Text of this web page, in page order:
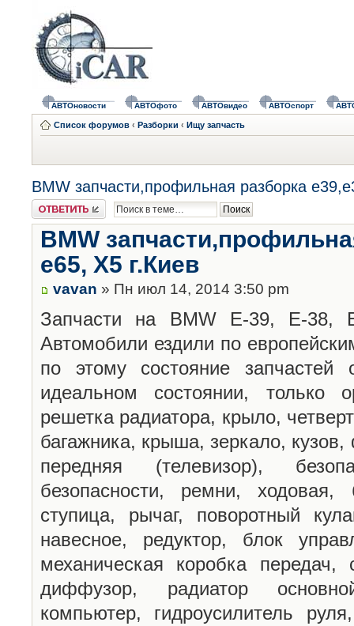
АВТОновости АВТОфото АВТОвидео АВТОспорт
Список форумов ‹ Разборки ‹ Ищу запчасть
BMW запчасти,профильная разборка
Ответить
BMW
е65, Х5 г.Киев
vavan » Пн июл 14, 2014 3:50 pm
Запчасти на BMW Е-39, Е-
Автомобили ездили по
по этому состояние
идеальном состоянии, только
решетка радиатора, крыло,
багажника, крыша, зеркало,
передняя (телевизор),
безопасности, ремни, ходовая,
ступица, рычаг, поворотный
навесное, редуктор, блок
механическая коробка передач,
диффузор, радиатор
компьютер, гидроусилитель